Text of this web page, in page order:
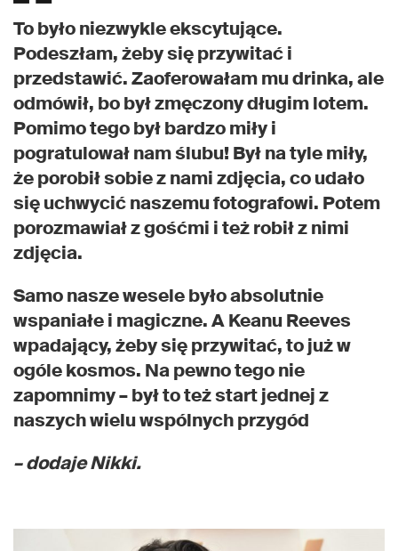
To było niezwykle ekscytujące.
Podeszłam, żeby się przywitać i
przedstawić. Zaoferowałam mu drinka, ale
odmówił, bo był zmęczony długim lotem.
Pomimo tego był bardzo miły i
pogratulował nam ślubu! Był na tyle miły,
że porobił sobie z nami zdjęcia, co udało
się uchwycić naszemu fotografowi. Potem
porozmawiał z gośćmi i też robił z nimi
zdjęcia.
Samo nasze wesele było absolutnie
wspaniałe i magiczne. A Keanu Reeves
wpadający, żeby się przywitać, to już w
ogóle kosmos. Na pewno tego nie
zapomnimy – był to też start jednej z
naszych wielu wspólnych przygód
– dodaje Nikki.